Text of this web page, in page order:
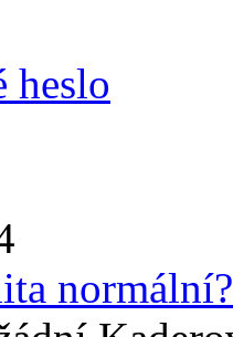
heslo
normální?